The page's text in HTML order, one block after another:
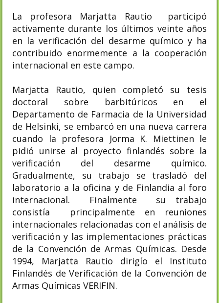
La profesora Marjatta Rautio participó
activamente durante los últimos veinte años
en la verificación del desarme químico y ha
contribuido enormemente a la cooperación
internacional en este campo.
Marjatta Rautio, quien completó su tesis
doctoral sobre barbitúricos en el
Departamento de Farmacia de la Universidad
de Helsinki, se embarcó en una nueva carrera
cuando la profesora Jorma K. Miettinen le
pidió unirse al proyecto finlandés sobre la
verificación del desarme químico.
Gradualmente, su trabajo se trasladó del
laboratorio a la oficina y de Finlandia al foro
internacional. Finalmente su trabajo
consistía principalmente en reuniones
internacionales relacionadas con el análisis de
verificación y las implementaciones prácticas
de la Convención de Armas Químicas. Desde
1994, Marjatta Rautio dirigío el Instituto
Finlandés de Verificación de la Convención de
Armas Químicas VERIFIN.